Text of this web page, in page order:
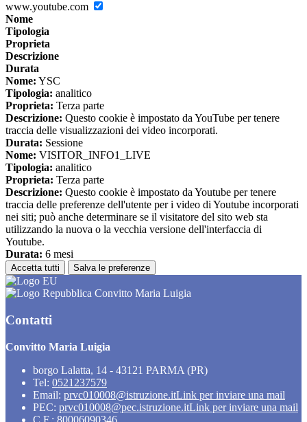
www.youtube.com
Nome
Tipologia
Proprieta
Descrizione
Durata
Nome: YSC
Tipologia: analitico
Proprieta: Terza parte
Descrizione: Questo cookie è impostato da YouTube per tenere
traccia delle visualizzazioni dei video incorporati.
Durata: Sessione
Nome: VISITOR_INFO1_LIVE
Tipologia: analitico
Proprieta: Terza parte
Descrizione: Questo cookie è impostato da Youtube per tenere
traccia delle preferenze dell'utente per i video di Youtube incorporati
nei siti; può anche determinare se il visitatore del sito web sta
utilizzando la nuova o la vecchia versione dell'interfaccia di
Youtube.
Durata: 6 mesi
Accetta tutti Salva le preferenze
Convitto Maria Luigia
Contatti
Convitto Maria Luigia
borgo Lalatta, 14 - 43121 PARMA (PR)
Tel: 0521237579
Email: prvc010008@istruzione.itLink per inviare una mail
PEC: prvc010008@pec.istruzione.itLink per inviare una mail
C.F.: 80006090346